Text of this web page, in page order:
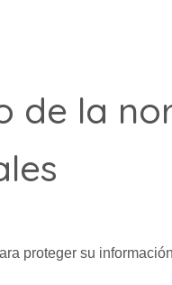
de la
proteger su